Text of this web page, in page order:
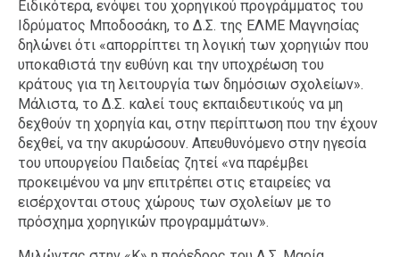
Ειδικότερα, ενόψει του χορηγικού προγράμματος του
Ιδρύματος Μποδοσάκη, το Δ.Σ. της ΕΛΜΕ Μαγνησίας
δηλώνει ότι «απορρίπτει τη λογική των χορηγιών που
υποκαθιστά την ευθύνη και την υποχρέωση του
κράτους για τη λειτουργία των δημόσιων σχολείων».
Μάλιστα, το Δ.Σ. καλεί τους εκπαιδευτικούς να μη
δεχθούν τη χορηγία και, στην περίπτωση που την έχουν
δεχθεί, να την ακυρώσουν. Απευθυνόμενο στην ηγεσία
του υπουργείου Παιδείας ζητεί «να παρέμβει
προκειμένου να μην επιτρέπει στις εταιρείες να
εισέρχονται στους χώρους των σχολείων με το
πρόσχημα χορηγικών προγραμμάτων».